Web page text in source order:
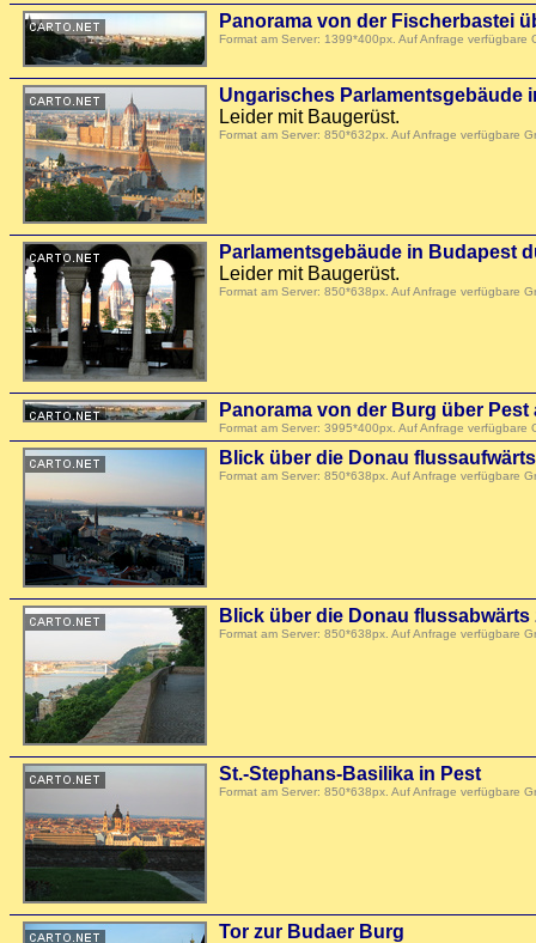
Panorama von der Fischerbastei
Format am Server: 1399*400px. Auf Anfrage
Ungarisches Parlamentsgebäude
Leider mit Baugerüst.
Format am Server: 850*632px. Auf Anfrage verfügbare
Parlamentsgebäude in Budapest
Leider mit Baugerüst.
Format am Server: 850*638px. Auf Anfrage verfügbare
Panorama von der Burg über Pest
Format am Server: 3995*400px. Auf Anfrage
Blick über die Donau
Format am Server: 850*638px. Auf Anfrage verfügbare
Blick über die Donau
Format am Server: 850*638px. Auf Anfrage verfügbare
St.-Stephans-Basilika in Pest
Format am Server: 850*638px. Auf Anfrage verfügbare
Tor zur Budaer Burg